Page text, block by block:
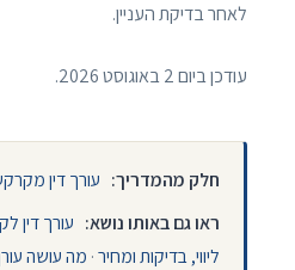
לאחר בדיקת העניין.
עודכן ביום 2 באוגוסט 2026.
חלק מהמדריך: עורך דין
ראו גם באותו נושא: עורך דין
ליווי, בדיקות ומחיר· מה עושה